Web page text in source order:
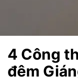
4 Công
đêm